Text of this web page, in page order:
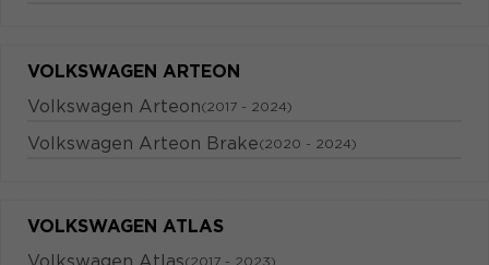
VOLKSWAGEN ARTEON
Volkswagen Arteon(2017 - 2024)
Volkswagen Arteon Brake(2020 - 2024)
VOLKSWAGEN ATLAS
(2017 - 2023)